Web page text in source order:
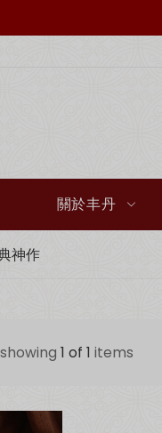
關於丰丹
神作
1 of 1 items